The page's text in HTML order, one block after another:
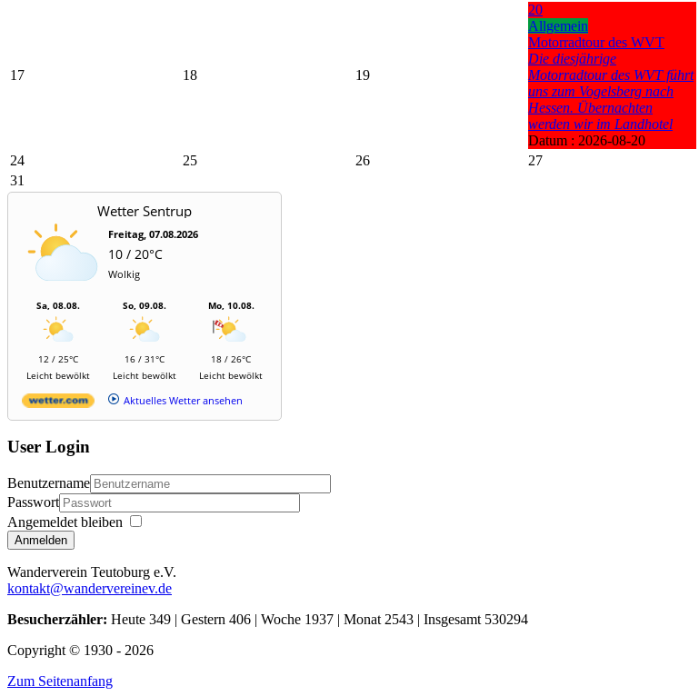
17 18 19
20
Allgemein
Motorradtour des WVT
Die diesjährige
Motorradtour des WVT führt
uns zum Vogelsberg nach
Hessen. Übernachten
werden wir im Landhotel
Datum : 2026-08-20
24
25 26 27
31
Wetter Sentrup
Freitag, 07.08.2026
10 / 20°C
Wolkig
Sa, 08.08.
12 / 25°C
Leicht bewölkt
So, 09.08.
16 / 31°C
Leicht bewölkt
Mo, 10.08.
18 / 26°C
Leicht bewölkt
Aktuelles Wetter ansehen
User Login
Benutzername
Passwort
Angemeldet bleiben
Anmelden
Wanderverein Teutoburg e.V.
kontakt@wandervereinev.de
Besucherzähler: Heute 349 | Gestern 406 | Woche 1937 | Monat 2543 | Insgesamt 530294
Copyright © 1930 - 2026
Zum Seitenanfang